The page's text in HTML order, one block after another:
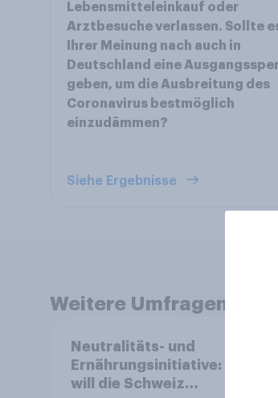
Lebensmitteleinkauf oder
Arztbesuche verlassen. Sollte
Ihrer Meinung nach auch in
Deutschland eine
geben, um die Ausbreitung des
Coronavirus bestmöglich
einzudämmen?
Siehe Ergebnisse
Weitere Umfragen
Neutralitäts- und
Ernährungsinitiative: Wie
will die Schweiz